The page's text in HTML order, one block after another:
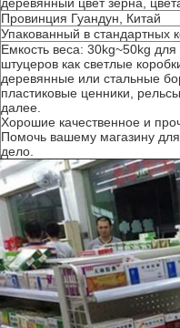
Провинция Гуандун, Китай
Упакованный в стандартных
Емкость веса: 30kg~50kg
штуцеров как светлые
деревянные или стальные
пластиковые ценники,
далее.
Хорошие качественное и
Помочь вашему магазину
дело.